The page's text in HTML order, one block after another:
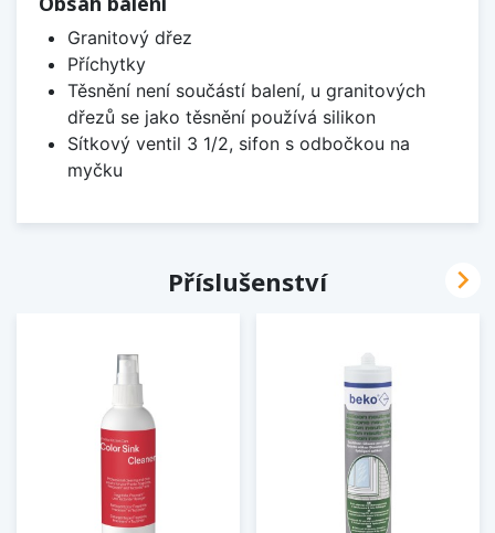
Granitový dřez
Příchytky
Těsnění není součástí balení, u granitových
dřezů se jako těsnění používá silikon
Sítkový ventil 3 1/2, sifon s odbočkou na
myčku
Příslušenství 